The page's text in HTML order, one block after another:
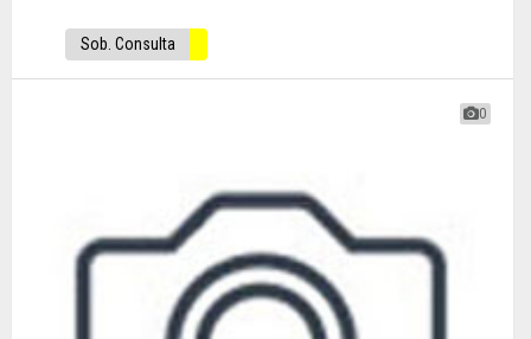
Sob. Consulta
0